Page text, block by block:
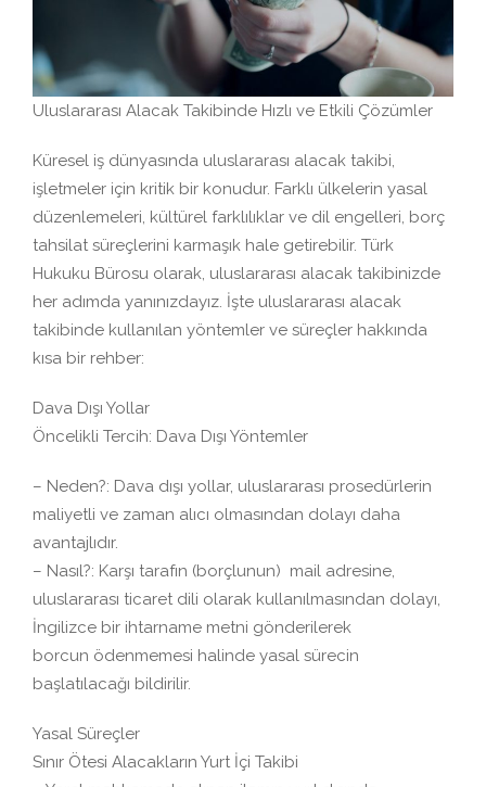
Uluslararası Alacak Takibinde Hızlı ve Etkili Çözümler
Küresel iş dünyasında uluslararası alacak takibi,
işletmeler için kritik bir konudur. Farklı ülkelerin yasal
düzenlemeleri, kültürel farklılıklar ve dil engelleri, borç
tahsilat süreçlerini karmaşık hale getirebilir. Türk
Hukuku Bürosu olarak, uluslararası alacak takibinizde
her adımda yanınızdayız. İşte uluslararası alacak
takibinde kullanılan yöntemler ve süreçler hakkında
kısa bir rehber:
Dava Dışı Yollar
Öncelikli Tercih: Dava Dışı Yöntemler
– Neden?: Dava dışı yollar, uluslararası prosedürlerin
maliyetli ve zaman alıcı olmasından dolayı daha
avantajlıdır.
– Nasıl?: Karşı tarafın (borçlunun) mail adresine,
uluslararası ticaret dili olarak kullanılmasından dolayı,
İngilizce bir ihtarname metni gönderilerek
borcun ödenmemesi halinde yasal sürecin
başlatılacağı bildirilir.
Yasal Süreçler
Sınır Ötesi Alacakların Yurt İçi Takibi